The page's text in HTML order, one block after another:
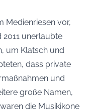
Medienriesen vor,
2011 unerlaubte
um Klatsch und
dass private
und
große Namen,
die Musikikone